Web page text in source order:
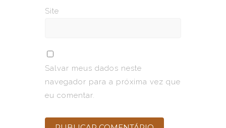
Site
Salvar meus dados neste
navegador para a próxima vez que
eu comentar.